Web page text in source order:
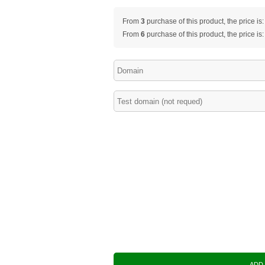
From 3purchase of this product, the price
From 6purchase of this product, the price